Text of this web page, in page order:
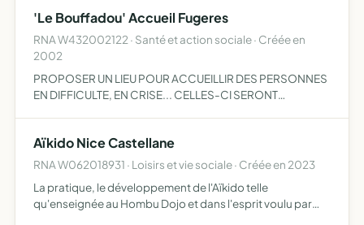
'Le Bouffadou' Accueil Fugeres
RNA W432002122 · Santé et action sociale · Créée en
2002
PROPOSER UN LIEU POUR ACCUEILLIR DES PERSONNES
EN DIFFICULTE, EN CRISE... CELLES-CI SERONT
REINTEGRER LEUR MILIEU DANS DE MEILLE…
Aïkido Nice Castellane
RNA W062018931 · Loisirs et vie sociale · Créée en 2023
La pratique, le développement de l'Aïkido telle
qu'enseignée au Hombu Dojo et dans l'esprit voulu par